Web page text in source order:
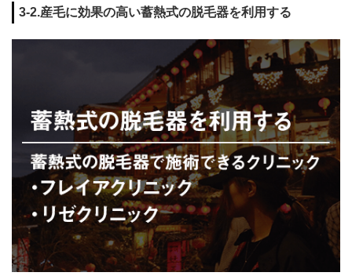
3-2.産毛に効果の高い蓄熱式の脱毛器を利用する